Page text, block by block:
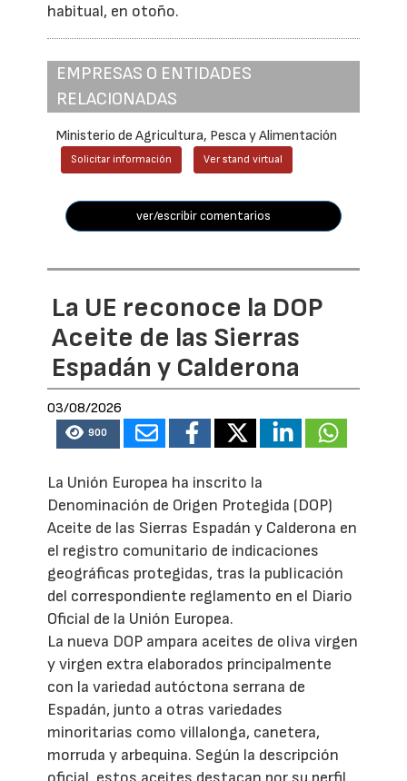
habitual, en otoño.
EMPRESAS O ENTIDADES
RELACIONADAS
Ministerio de Agricultura, Pesca y Alimentación
Solicitar información Ver stand virtual
ver/escribir comentarios
La UE reconoce la DOP
Aceite de las Sierras
Espadán y Calderona
03/08/2026
900
La Unión Europea ha inscrito la
Denominación de Origen Protegida (DOP)
Aceite de las Sierras Espadán y Calderona en
el registro comunitario de indicaciones
geográficas protegidas, tras la publicación
del correspondiente reglamento en el Diario
Oficial de la Unión Europea.
La nueva DOP ampara aceites de oliva virgen
y virgen extra elaborados principalmente
con la variedad autóctona serrana de
Espadán, junto a otras variedades
minoritarias como villalonga, canetera,
morruda y arbequina. Según la descripción